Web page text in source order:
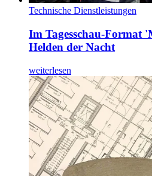
Technische Dienstleistungen
Im Tagesschau-Format
Helden der Nacht
weiterlesen